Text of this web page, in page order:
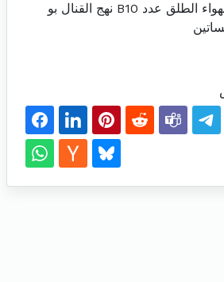
اقامة الهواء الطلق عدد B10 نهج القنال بو